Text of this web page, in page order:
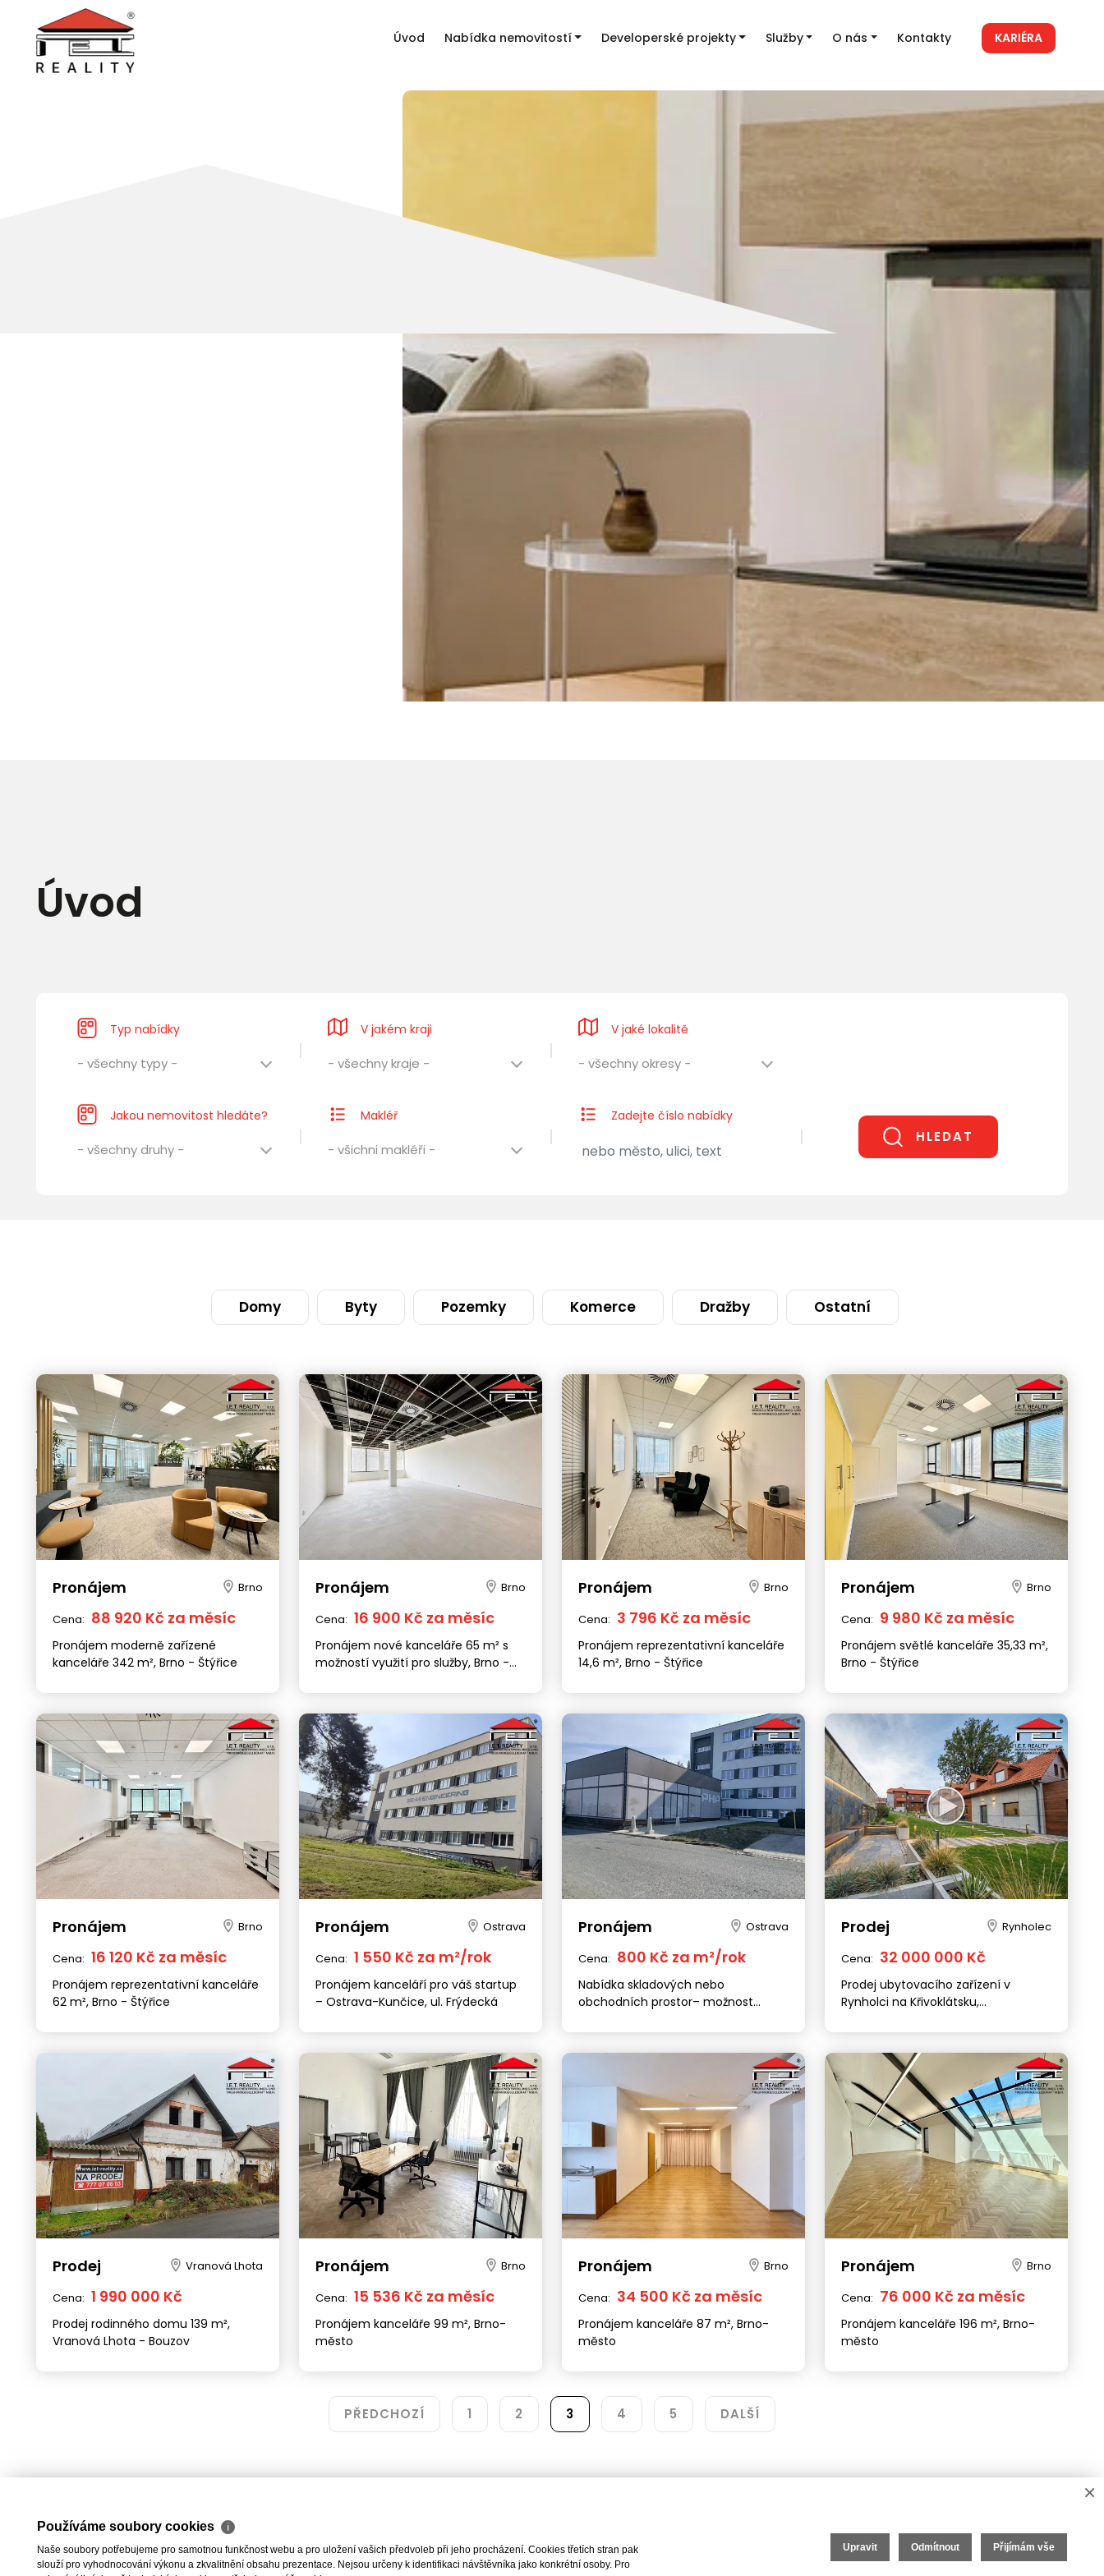
Úvod Nabídka nemovitostí Developerské projekty Služby O nás Kontakty KARIÉRA
Úvod
Typ nabídky
- všechny typy -
V jakém kraji
- všechny kraje -
V jaké lokalitě
- všechny okresy -
Jakou nemovitost hledáte?
- všechny druhy -
Makléř
- všichni makléři -
Zadejte číslo nabídky
HLEDAT
Domy Byty Pozemky Komerce Dražby Ostatní
Pronájem Brno
Cena: 88 920 Kč za měsíc
Pronájem moderně zařízené
kanceláře 342 m², Brno - Štýřice
Pronájem Brno
Cena: 16 900 Kč za měsíc
Pronájem nové kanceláře 65 m² s
možností využití pro služby, Brno -
Pronájem Brno
Cena: 3 796 Kč za měsíc
Pronájem reprezentativní kanceláře
14,6 m², Brno - Štýřice
Pronájem Brno
Cena: 9 980 Kč za měsíc
Pronájem světlé kanceláře 35,33 m²,
Brno - Štýřice
Pronájem Brno
Cena: 16 120 Kč za měsíc
Pronájem reprezentativní kanceláře
62 m², Brno - Štýřice
Pronájem Ostrava
Cena: 1 550 Kč za m²/rok
Pronájem kanceláří pro váš startup
– Ostrava-Kunčice, ul. Frýdecká
Pronájem Ostrava
Cena: 800 Kč za m²/rok
Nabídka skladových nebo
obchodních prostor– možnost
Prodej Rynholec
Cena: 32 000 000 Kč
Prodej ubytovacího zařízení v
Rynholci na Křivoklátsku,
Prodej Vranová Lhota
Cena: 1 990 000 Kč
Prodej rodinného domu 139 m²,
Vranová Lhota - Bouzov
Pronájem Brno
Cena: 15 536 Kč za měsíc
Pronájem kanceláře 99 m², Brno-
město
Pronájem Brno
Cena: 34 500 Kč za měsíc
Pronájem kanceláře 87 m², Brno-
město
Pronájem Brno
Cena: 76 000 Kč za měsíc
Pronájem kanceláře 196 m², Brno-
město
PŘEDCHOZÍ 1 2 3 4 5 DALŠÍ
Brno
Sídlo společnosti
00
+420 542 422 340
info.brno@iet-reality.cz
Praha
Pobočka
+420 222 310 399
praha@iet-reality.cz
Ostrava
Pobočka
+420 727 983 315
ostrava@iet-reality.cz
Olomouc
Pobočka
+420 222 310 399
info.olomouc@iet-reality.cz
Nemovitosti na prodej
Nemovitosti k pronájmu
Byty na prodej i k pronájmu
Skladové prostory
Výhody realitní kanceláře
Bezplatné poradenství
Odhady nemovitostí
Geodetické práce
Pojištění
Realitní zpravodaj
×
Používáme soubory cookies ℹ
Naše soubory potřebujeme pro samotnou funkčnost webu a pro uložení vašich předvoleb při jeho procházení. Cookies třetích stran pak
slouží pro vyhodnocování výkonu a zkvalitnění obsahu prezentace. Nejsou určeny k identifikaci návštěvníka jako konkrétní osoby. Pro
Upravit Odmítnout Přijímám vše